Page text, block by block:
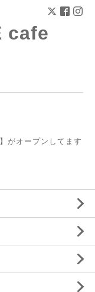
cafe
がオープンしてます